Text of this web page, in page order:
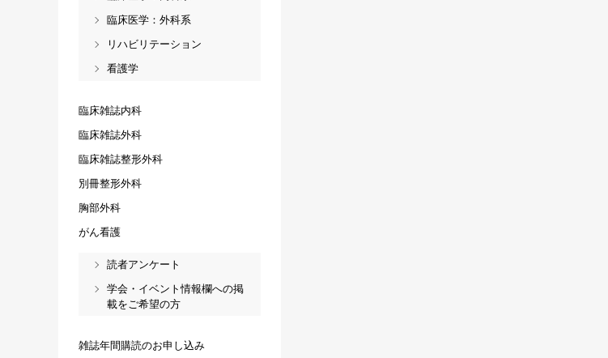
臨床医学：外科系
リハビリテーション
看護学
臨床雑誌内科
臨床雑誌外科
臨床雑誌整形外科
別冊整形外科
胸部外科
がん看護
読者アンケート
学会・イベント情報欄への掲
載をご希望の方
雑誌年間購読のお申し込み